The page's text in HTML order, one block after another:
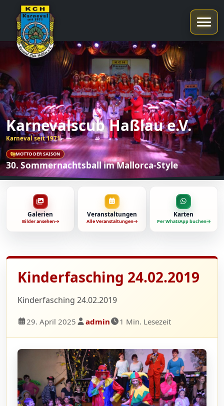
Karnevalscub Haßlau e.V.
Karneval seit 1971
MOTTO DER SAISON
30. Sommernachtsball im Mallorca-Style
Galerien
Bilder ansehen
Veranstaltungen
Alle Veranstaltungen
Karten
Per WhatsApp buchen
Kinderfasching 24.02.2019
Kinderfasching 24.02.2019
29. April 2025 admin 1 Min. Lesezeit